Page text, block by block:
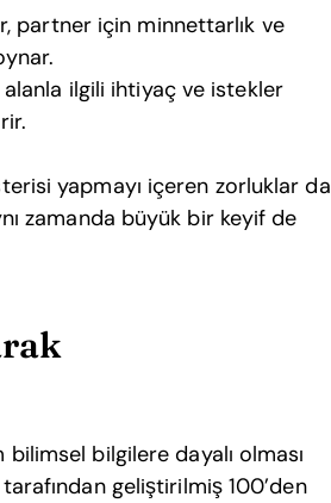
partner için minnettarlık ve
ilgili ihtiyaç ve istekler
yapmayı içeren zorluklar da
zamanda büyük bir keyif de
bilgilere dayalı olması
geliştirilmiş 100’den